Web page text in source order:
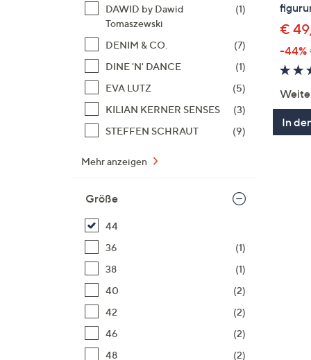
DAWID by Dawid
Tomaszewski
(1)
DENIM & CO.
(7)
DINE 'N' DANCE
(1)
EVA LUTZ
(5)
KILIAN KERNER SENSES
(3)
STEFFEN SCHRAUT
(9)
Mehr anzeigen
Größe
44
36
(1)
38
(1)
40
(2)
42
(2)
46
(2)
48
(2)
€
-44%
In